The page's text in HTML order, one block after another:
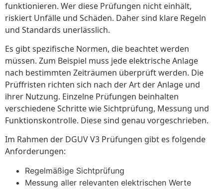
funktionieren. Wer diese Prüfungen nicht einhält,
riskiert Unfälle und Schäden. Daher sind klare Regeln
und Standards unerlässlich.
Es gibt spezifische Normen, die beachtet werden
müssen. Zum Beispiel muss jede elektrische Anlage
nach bestimmten Zeiträumen überprüft werden. Die
Prüffristen richten sich nach der Art der Anlage und
ihrer Nutzung. Einzelne Prüfungen beinhalten
verschiedene Schritte wie Sichtprüfung, Messung und
Funktionskontrolle. Diese sind genau vorgeschrieben.
Im Rahmen der DGUV V3 Prüfungen gibt es folgende
Anforderungen:
Regelmäßige Sichtprüfung
Messung aller relevanten elektrischen Werte